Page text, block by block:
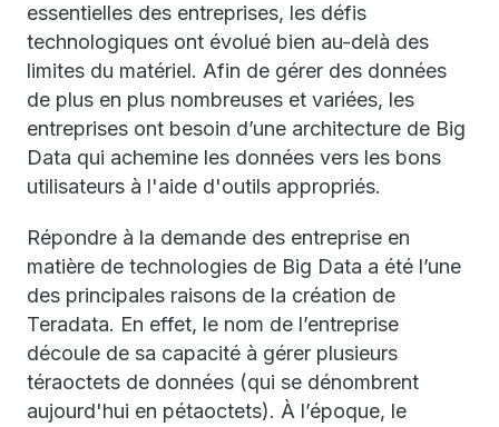
essentielles des entreprises, les défis
technologiques ont évolué bien au-delà des
limites du matériel. Afin de gérer des données
de plus en plus nombreuses et variées, les
entreprises ont besoin d’une architecture de Big
Data qui achemine les données vers les bons
utilisateurs à l'aide d'outils appropriés.
Répondre à la demande des entreprise en
matière de technologies de Big Data a été l’une
des principales raisons de la création de
Teradata. En effet, le nom de l’entreprise
découle de sa capacité à gérer plusieurs
téraoctets de données (qui se dénombrent
aujourd'hui en pétaoctets). À l’époque, le